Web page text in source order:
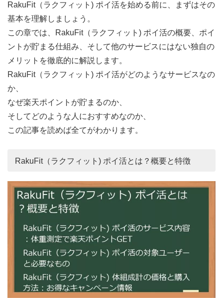
RakuFit（ラクフィット) ポイ活を始める前に、まずはその
基本を理解しましょう。
この章では、RakuFit（ラクフィット) ポイ活の概要、ポイ
ントが貯まる仕組み、そして他のサービスにはない独自の
メリットを徹底的に解説します。
RakuFit（ラクフィット) ポイ活がどのようなサービスなの
か、
なぜ楽天ポイントが貯まるのか、
そしてどのような人におすすめなのか、
この記事を読めば全てがわかります。
RakuFit（ラクフィット) ポイ活とは？概要と特徴